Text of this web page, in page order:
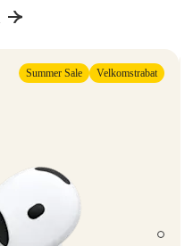
Summer Sale Velkomstrabat